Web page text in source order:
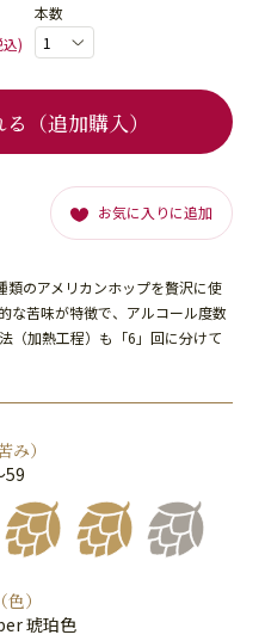
のアメリカンホップを贅沢に使
な苦味が特徴で、アルコール度数
（加熱工程）も「6」回に分けて
)
本数
お気に入りに追加
（追加購入）
み）
59
）
琥珀色